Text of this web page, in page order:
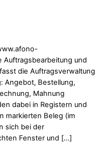
und
die Auftragsverwaltung
Angebot, Bestellung,
Mahnung
dabei in Registern und
markierten Beleg (im
sich bei der
Fenster und […]